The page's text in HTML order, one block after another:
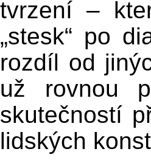
tvrzení –
„stesk“ po
rozdíl od
už rovnou
skutečností
lidských